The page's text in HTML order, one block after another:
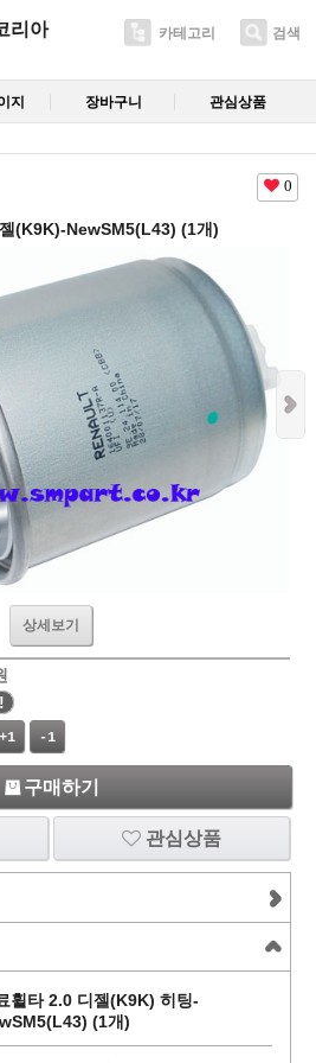
리아
카테고리 검색
지 장바구니 관심상품
0
(K9K)-NewSM5(L43) (1개)
상세보기
!
+1 -1
구매하기
관심상품
휠타 2.0 디젤(K9K) 히팅-
(1개)